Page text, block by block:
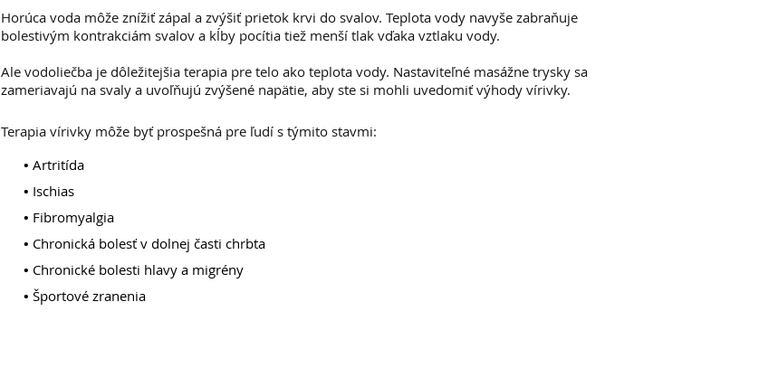
Horúca voda môže znížiť zápal a zvýšiť prietok krvi do svalov. Teplota vody navyše zabraňuje
bolestivým kontrakciám svalov a kĺby pocítia tiež menší tlak vďaka vztlaku vody.
Ale vodoliečba je dôležitejšia terapia pre telo ako teplota vody. Nastaviteľné masážne trysky sa
zameriavajú na svaly a uvoľňujú zvýšené napätie, aby ste si mohli uvedomiť výhody vírivky.
Terapia vírivky môže byť prospešná pre ľudí s týmito stavmi:
• Artritída
• Ischias
• Fibromyalgia
• Chronická bolesť v dolnej časti chrbta
• Chronické bolesti hlavy a migrény
• Športové zranenia